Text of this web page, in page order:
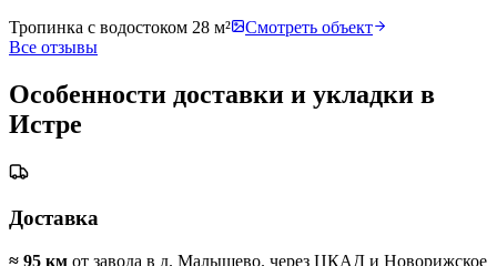
Тропинка с водостоком 28 м²
Смотреть объект
Все отзывы
Особенности доставки и укладки в
Истре
Доставка
≈ 95 км от завода в д. Малышево. через ЦКАД и Новорижское